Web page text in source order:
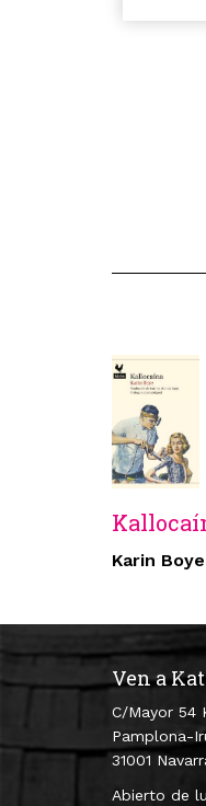
Karin Boye
Ven a
C/Mayor 54
Pamplona-
31001
Abierto de